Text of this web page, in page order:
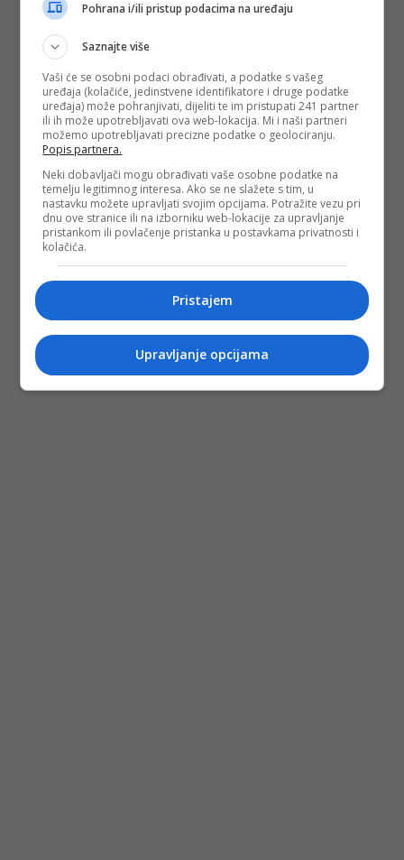
Pohrana i/ili pristup podacima na uređaju
Saznajte više
Vaši će se osobni podaci obrađivati, a podatke s vašeg
uređaja (kolačiće, jedinstvene identifikatore i druge podatke
uređaja) može pohranjivati, dijeliti te im pristupati 241 partner
ili ih može upotrebljavati ova web-lokacija. Mi i naši partneri
možemo upotrebljavati precizne podatke o geolociranju.
Popis partnera.
Neki dobavljači mogu obrađivati vaše osobne podatke na
temelju legitimnog interesa. Ako se ne slažete s tim, u
nastavku možete upravljati svojim opcijama. Potražite vezu pri
dnu ove stranice ili na izborniku web-lokacije za upravljanje
pristankom ili povlačenje pristanka u postavkama privatnosti i
kolačića.
Pristajem
Upravljanje opcijama